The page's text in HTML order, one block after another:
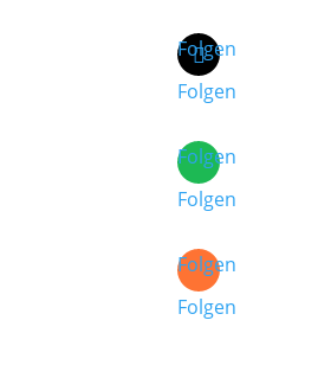
Folgen
Folgen
Folgen
Folgen
Folgen
Folgen